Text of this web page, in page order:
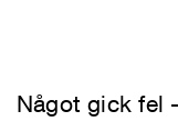
Något gick fel